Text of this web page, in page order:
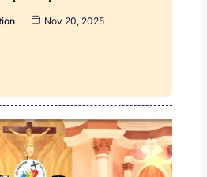
Nov 20, 2025